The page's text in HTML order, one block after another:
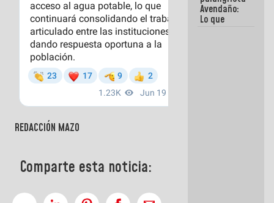
REDACCIÓN MAZO
Comparte esta noticia:
Avendaño:
Lo que